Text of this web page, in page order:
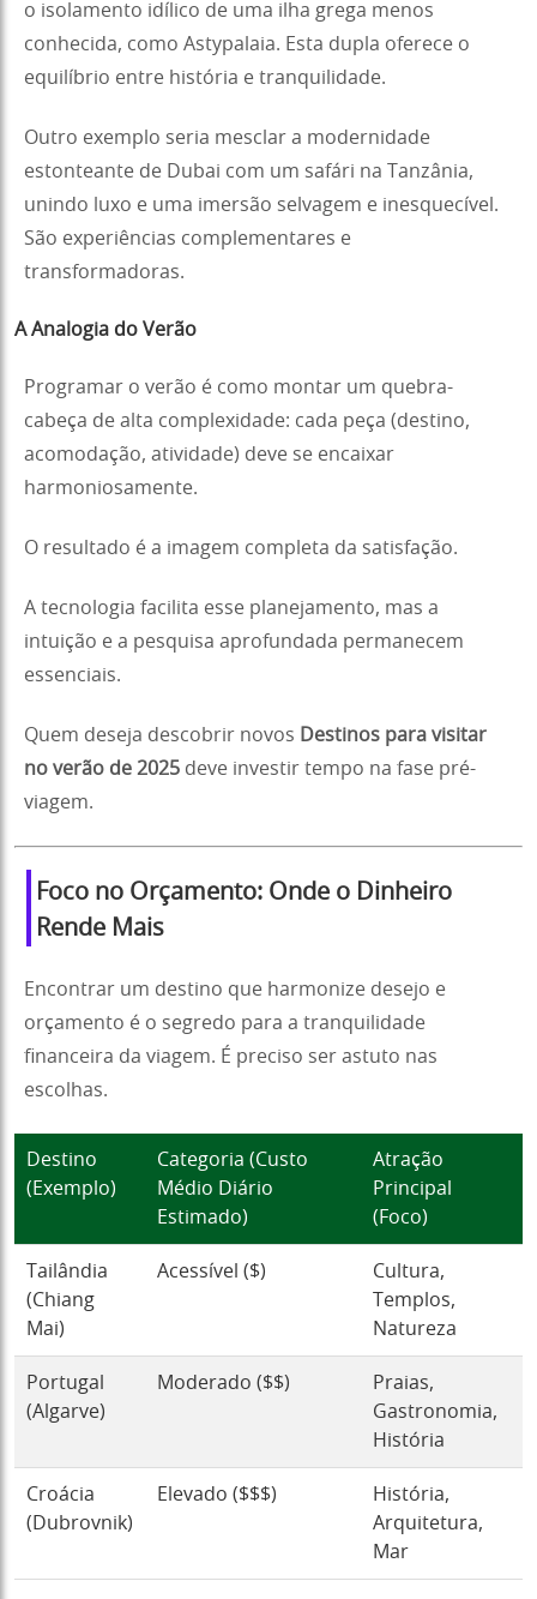
o isolamento idílico de uma ilha grega menos
conhecida, como Astypalaia. Esta dupla oferece o
equilíbrio entre história e tranquilidade.
Outro exemplo seria mesclar a modernidade
estonteante de Dubai com um safári na Tanzânia,
unindo luxo e uma imersão selvagem e inesquecível.
São experiências complementares e
transformadoras.
A Analogia do Verão
Programar o verão é como montar um quebra-
cabeça de alta complexidade: cada peça (destino,
acomodação, atividade) deve se encaixar
harmoniosamente.
O resultado é a imagem completa da satisfação.
A tecnologia facilita esse planejamento, mas a
intuição e a pesquisa aprofundada permanecem
essenciais.
Quem deseja descobrir novos Destinos para visitar
no verão de 2025 deve investir tempo na fase pré-
viagem.
Foco no Orçamento: Onde o Dinheiro
Rende Mais
Encontrar um destino que harmonize desejo e
orçamento é o segredo para a tranquilidade
financeira da viagem. É preciso ser astuto nas
escolhas.
Destino
(Exemplo)
Categoria (Custo
Médio Diário
Estimado)
Atração
Principal
(Foco)
Tailândia
(Chiang
Mai)
Acessível ($)
Cultura,
Templos,
Natureza
Portugal
(Algarve)
Moderado ($$)
Praias,
Gastronomia,
História
Croácia
(Dubrovnik)
Elevado ($$$)
História,
Arquitetura,
Mar